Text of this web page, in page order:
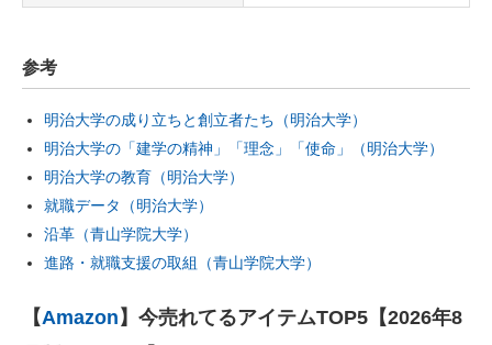
参考
明治大学の成り立ちと創立者たち（明治大学）
明治大学の「建学の精神」「理念」「使命」（明治大学）
明治大学の教育（明治大学）
就職データ（明治大学）
沿革（青山学院大学）
進路・就職支援の取組（青山学院大学）
【Amazon 】今売れてるアイテムTOP5【2026年8